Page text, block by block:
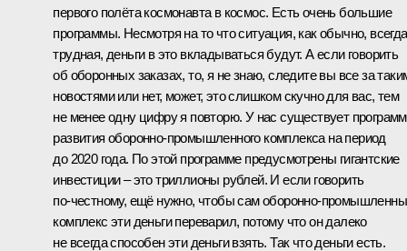
первого полёта космонавта в космос. Есть очень большие
программы. Несмотря на то что ситуация, как обычно,
трудная, деньги в это вкладываться будут. А если говорить
об оборонных заказах, то, я не знаю, следите вы все за
новостями или нет, может, это слишком скучно для вас, тем
не менее одну цифру я повторю. У нас существует
развития оборонно-промышленного комплекса на период
до 2020 года. По этой программе предусмотрены гигантские
инвестиции – это триллионы рублей. И если говорить
по‑честному, ещё нужно, чтобы сам оборонно-
комплекс эти деньги переварил, потому что он далеко
не всегда способен эти деньги взять. Так что деньги есть.